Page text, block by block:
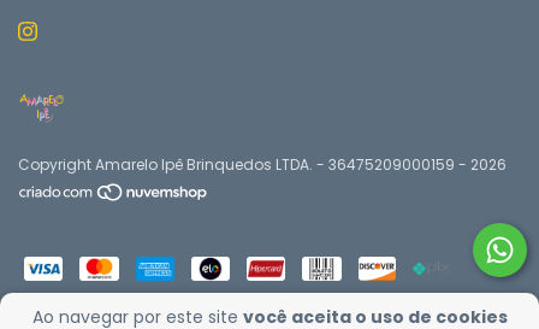
Ao navegar por este site você aceita o uso de cookies
Copyright Amarelo Ipê Brinquedos LTDA. - 36475209000159 - 2026